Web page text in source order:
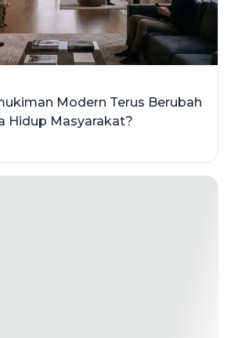
Modern Terus Berubah
Hidup Masyarakat?